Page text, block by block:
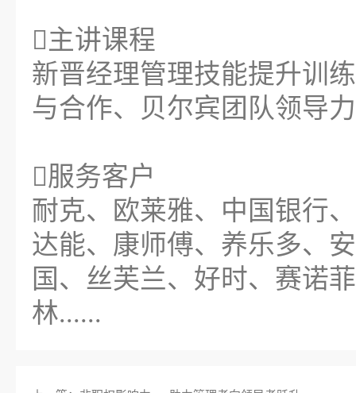
主讲课程
新晋经理管理技能提升训
与合作、贝尔宾团队领导
服务客户
耐克、欧莱雅、中国银行
达能、康师傅、养乐多、
国、丝芙兰、好时、赛诺
林......